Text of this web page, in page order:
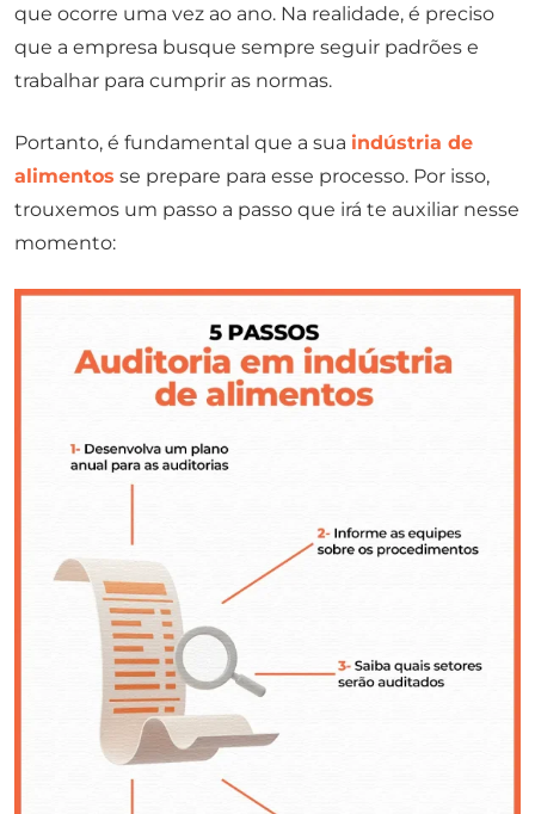
que ocorre uma vez ao ano. Na realidade, é preciso
que a empresa busque sempre seguir padrões e
trabalhar para cumprir as normas.
Portanto, é fundamental que a sua indústria de
alimentos se prepare para esse processo. Por isso,
trouxemos um passo a passo que irá te auxiliar nesse
momento: